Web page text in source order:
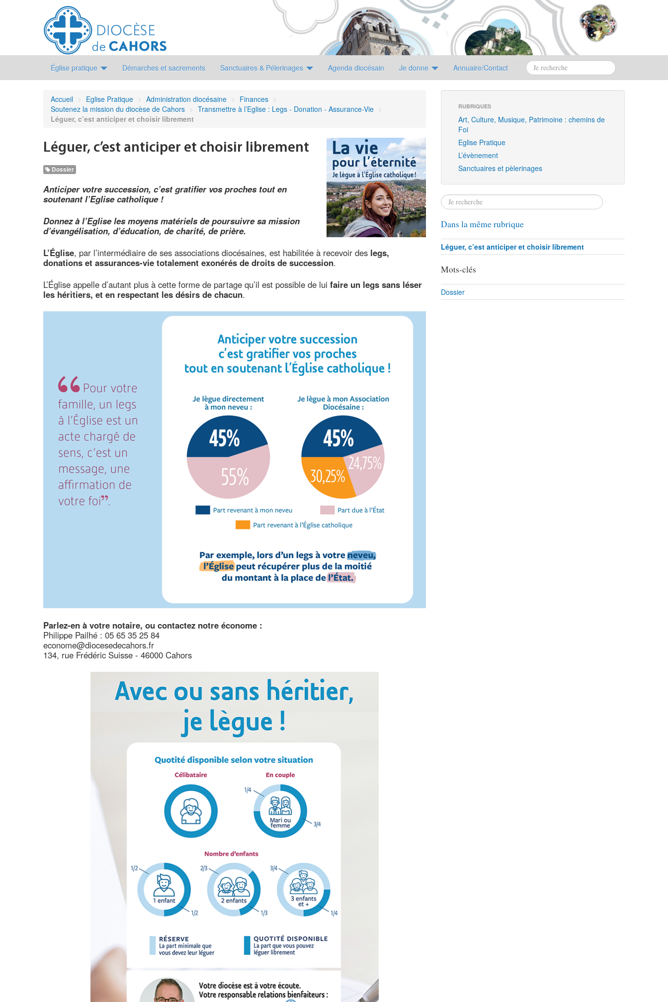
Église pratique Démarches et sacrements Sanctuaires & Pélerinages Agenda diocésain Je donne Annuaire/Contact
Accueil > Eglise Pratique > Administration diocésaine > Finances >
Soutenez la mission du diocèse de Cahors > Transmettre à l’Eglise : Legs - Donation - Assurance-Vie >
Léguer, c’est anticiper et choisir librement
Léguer, c’est anticiper et choisir librement
Dossier
Anticiper votre succession, c’est gratifier vos proches tout en
soutenant l’Eglise catholique !
Donnez à l’Eglise les moyens matériels de poursuivre sa mission
d’évangélisation, d’éducation, de charité, de prière.
L’Église, par l’intermédiaire de ses associations diocésaines, est habilitée à recevoir des legs,
donations et assurances-vie totalement exonérés de droits de succession.
L’Église appelle d’autant plus à cette forme de partage qu’il est possible de lui faire un legs sans léser
les héritiers, et en respectant les désirs de chacun.
Parlez-en à votre notaire, ou contactez notre économe :
Philippe Pailhé : 05 65 35 25 84
econome@diocesedecahors.fr
134, rue Frédéric Suisse - 46000 Cahors
RUBRIQUES
Art, Culture, Musique, Patrimoine : chemins de
Foi
Eglise Pratique
L’évènement
Sanctuaires et pèlerinages
Dans la même rubrique
Léguer, c’est anticiper et choisir librement
Mots-clés
Dossier